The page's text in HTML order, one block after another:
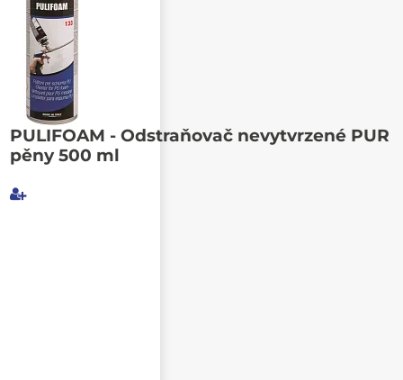
PULIFOAM - Odstraňovač nevytvrzené PUR
pěny 500 ml
Poslat známému